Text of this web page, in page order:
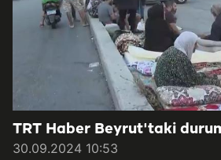
TRT Haber Beyrut'taki
30.09.2024 10:53